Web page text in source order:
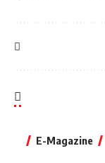
E-Magazine